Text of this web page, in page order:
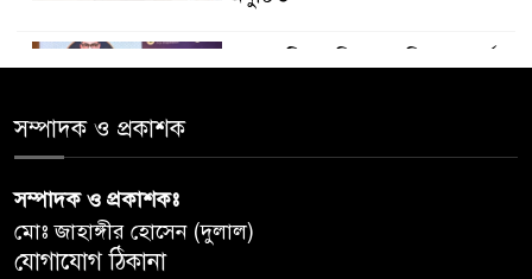
পেশ
৬
সম্পাদক ও প্রকাশক
সম্পাদক ও প্রকাশকঃ
মোঃ জাহাঙ্গীর হোসেন (দুলাল)
যোগাযোগ ঠিকানা